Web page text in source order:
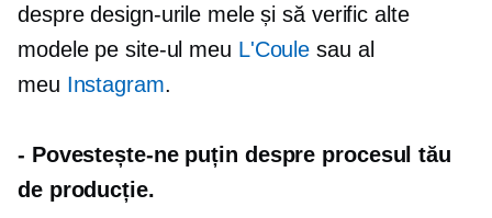
despre design-urile mele și să verific alte
modele pe site-ul meu L'Coule sau al
meu Instagram.
- Povestește-ne puțin despre procesul tău
de producție.